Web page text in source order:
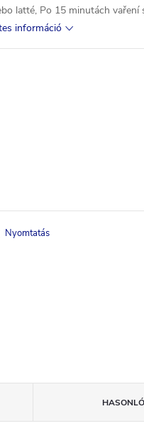
latté, Po 15 minutách vaření
információ
Nyomtatás